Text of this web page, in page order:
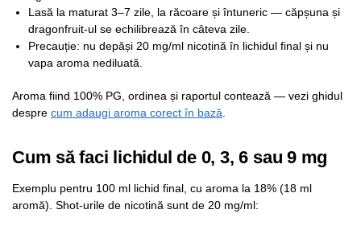
Lasă la maturat 3–7 zile, la răcoare și întuneric — căpșuna și
dragonfruit-ul se echilibrează în câteva zile.
Precauție: nu depăși 20 mg/ml nicotină în lichidul final și nu
vapa aroma nediluată.
Aroma fiind 100% PG, ordinea și raportul contează — vezi ghidul
despre cum adaugi aroma corect în bază
Cum să faci lichidul de 0, 3, 6 sau 9 mg
Exemplu pentru 100 ml lichid final, cu aroma la 18% (18 ml
aromă). Shot-urile de nicotină sunt de 20 mg/ml: